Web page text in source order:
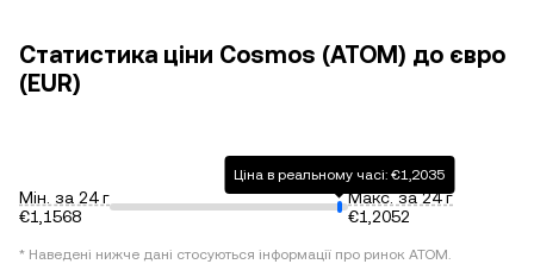
Статистика ціни Cosmos (ATOM) до євро
(EUR)
Мін. за 24 г
€1,1568
Ціна в реальному часі: €1,2035
Макс. за 24 г
€1,2052
* Наведені нижче дані стосуються інформації про ринок ATOM.